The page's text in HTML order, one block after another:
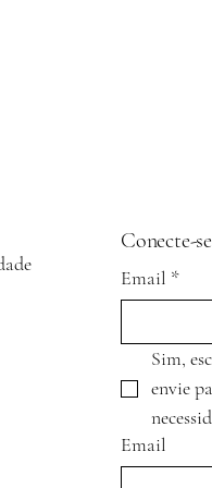
Conecte-
Email *
Sim,
envie
Email